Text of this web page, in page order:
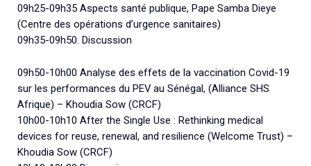
09h25-09h35 Aspects santé publique, Pape Samba Dieye
(Centre des opérations d’urgence sanitaires)
09h35-09h50. Discussion
09h50-10h00 Analyse des effets de la vaccination Covid-19
sur les performances du PEV au Sénégal, (Alliance SHS
Afrique) – Khoudia Sow (CRCF)
10h00-10h10 After the Single Use : Rethinking medical
devices for reuse, renewal, and resilience (Welcome Trust) –
Khoudia Sow (CRCF)